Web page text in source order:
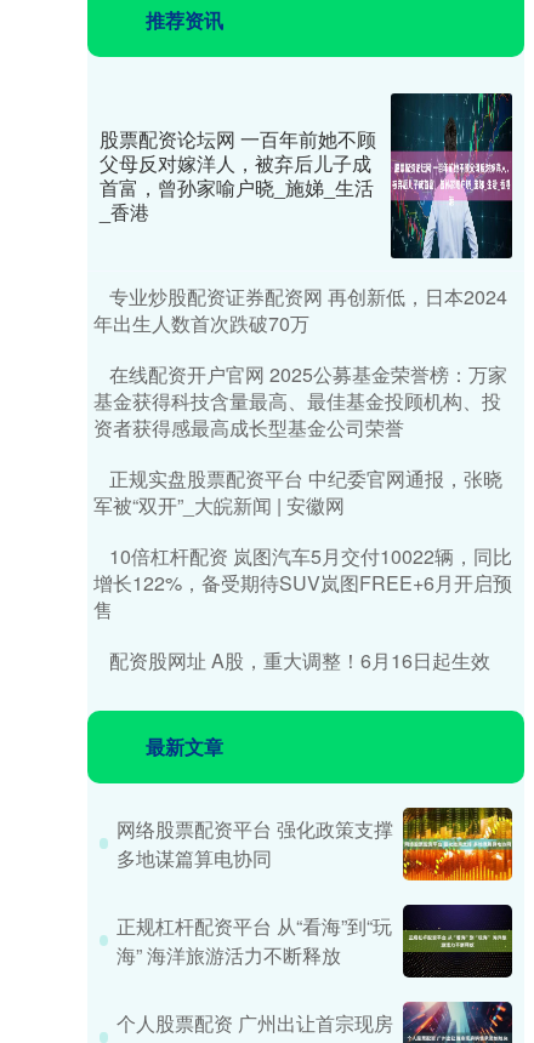
推荐资讯
股票配资论坛网 一百年前她不顾
父母反对嫁洋人，被弃后儿子成
首富，曾孙家喻户晓_施娣_生活
_香港
专业炒股配资证券配资网 再创新低，日本2024
年出生人数首次跌破70万
在线配资开户官网 2025公募基金荣誉榜：万家
基金获得科技含量最高、最佳基金投顾机构、投
资者获得感最高成长型基金公司荣誉
正规实盘股票配资平台 中纪委官网通报，张晓
军被“双开”_大皖新闻 | 安徽网
10倍杠杆配资 岚图汽车5月交付10022辆，同比
增长122%，备受期待SUV岚图FREE+6月开启预
售
配资股网址 A股，重大调整！6月16日起生效
最新文章
网络股票配资平台 强化政策支撑
多地谋篇算电协同
正规杠杆配资平台 从“看海”到“玩
海” 海洋旅游活力不断释放
个人股票配资 广州出让首宗现房